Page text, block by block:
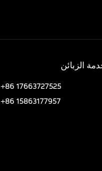
الزبائن
+86 17663727525
+86 15863177957